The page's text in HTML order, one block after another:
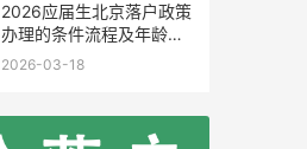
2026应届生北京落户政策
办理的条件流程及年龄限
制
2026-03-18